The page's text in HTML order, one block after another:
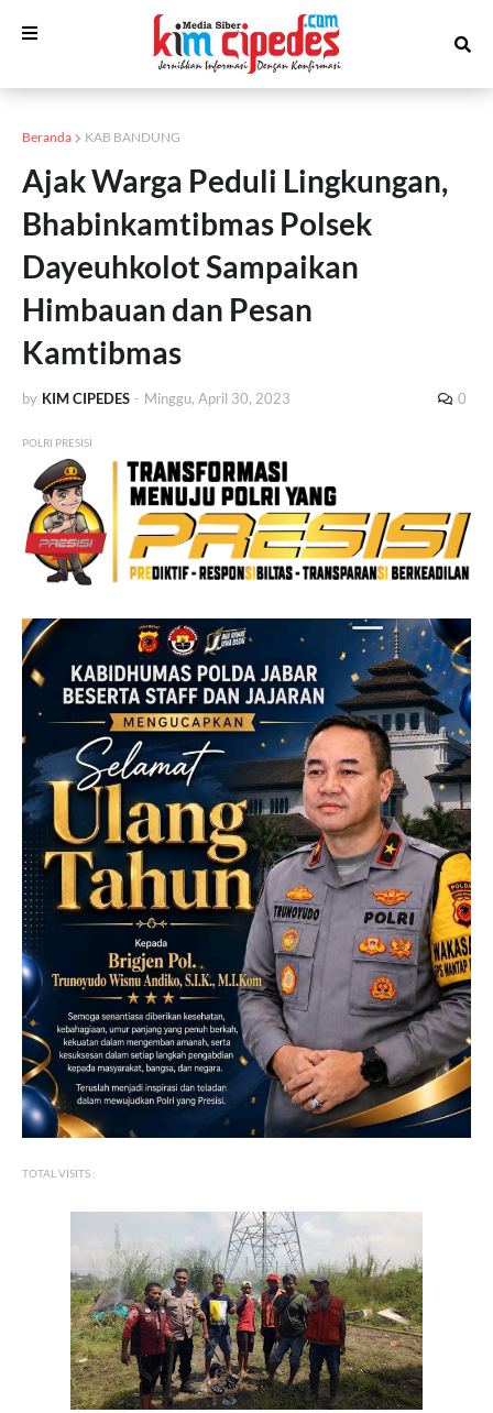
Beranda KAB BANDUNG
Ajak Warga Peduli Lingkungan,
Bhabinkamtibmas Polsek
Dayeuhkolot Sampaikan
Himbauan dan Pesan
Kamtibmas
by KIM CIPEDES - Minggu, April 30, 2023 0
POLRI PRESISI
TOTAL VISITS :